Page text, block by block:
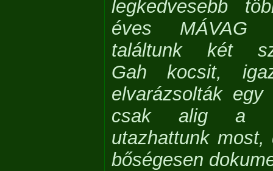
legkedvesebb
éves MÁVAG
találtunk két
Gah kocsit,
elvarázsolták
csak alig a
utazhattunk most,
bőségesen